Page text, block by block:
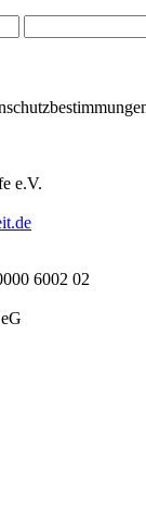
e.V.
6002 02